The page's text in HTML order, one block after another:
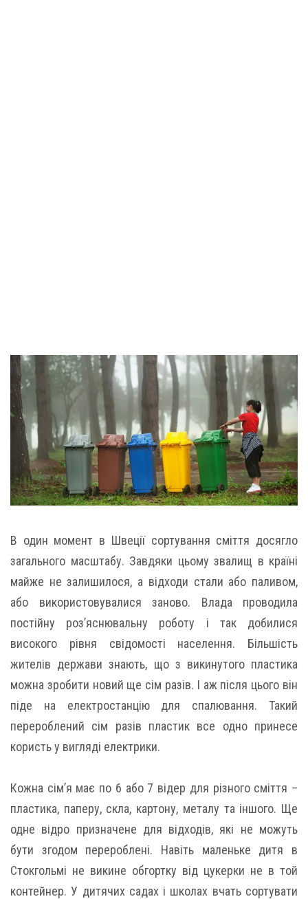
В один момент в Швеції сортування сміття досягло
загального масштабу. Завдяки цьому звалищ в країні
майже не залишилося, а відходи стали або паливом,
або використовувалися заново. Влада проводила
постійну роз’яснювальну роботу і так добилися
високого рівня свідомості населення. Більшість
жителів держави знають, що з викинутого пластика
можна зробити новий ще сім разів. І аж після цього він
піде на електростанцію для спалювання. Такий
перероблений сім разів пластик все одно принесе
користь у вигляді електрики.
Кожна сім’я має по 6 або 7 відер для різного сміття –
пластика, паперу, скла, картону, металу та іншого. Ще
одне відро призначене для відходів, які не можуть
бути згодом перероблені. Навіть маленьке дитя в
Стокгольмі не викине обгортку від цукерки не в той
контейнер. У дитячих садах і школах вчать сортувати